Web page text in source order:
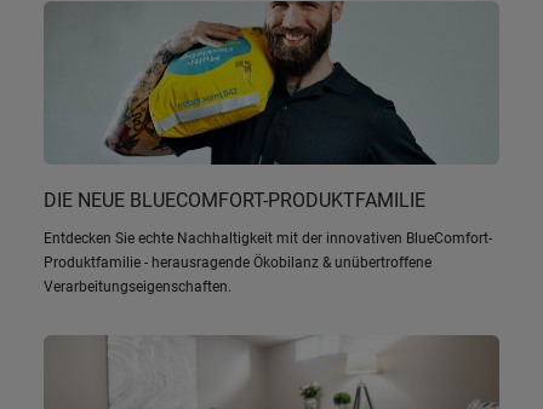
DIE NEUE BLUECOMFORT-PRODUKTFAMILIE
Entdecken Sie echte Nachhaltigkeit mit der innovativen BlueComfort-
Produktfamilie - herausragende Ökobilanz & unübertroffene
Verarbeitungseigenschaften.